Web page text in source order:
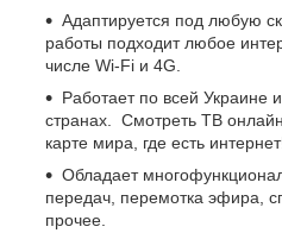
Адаптируется под любую
работы подходит любое
числе Wi-Fi и 4G.
Работает по всей Украине
странах. Смотреть ТВ
карте мира, где есть
Обладает
передач, перемотка эфира,
прочее.